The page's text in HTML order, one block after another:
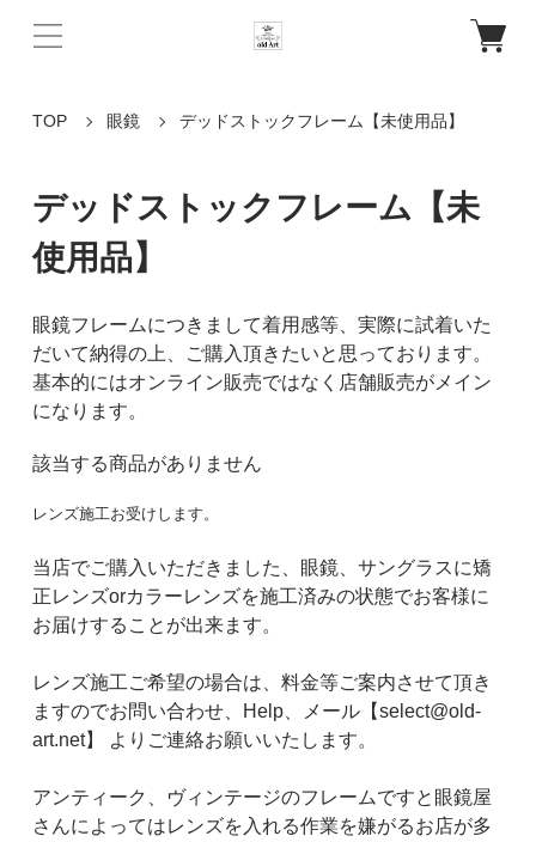
TOP 眼鏡 デッドストックフレーム【未使用品】
デッドストックフレーム【未
使用品】
眼鏡フレームにつきまして着用感等、実際に試着いた
だいて納得の上、ご購入頂きたいと思っております。
基本的にはオンライン販売ではなく店舗販売がメイン
になります。
該当する商品がありません
レンズ施工お受けします。
当店でご購入いただきました、眼鏡、サングラスに矯
正レンズorカラーレンズを施工済みの状態でお客様に
お届けすることが出来ます。
レンズ施工ご希望の場合は、料金等ご案内させて頂き
ますのでお問い合わせ、Help、メール【select@old-
art.net】 よりご連絡お願いいたします。
アンティーク、ヴィンテージのフレームですと眼鏡屋
さんによってはレンズを入れる作業を嫌がるお店が多